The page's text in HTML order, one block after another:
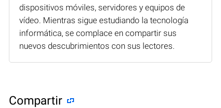
dispositivos móviles, servidores y equipos de
vídeo. Mientras sigue estudiando la tecnología
informática, se complace en compartir sus
nuevos descubrimientos con sus lectores.
Compartir